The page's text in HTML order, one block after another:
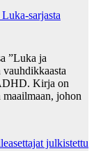
sarjasta
”Luka ja
Kirja on
johon
julkistettu